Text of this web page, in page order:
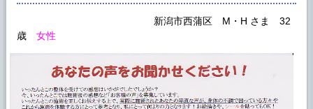
新潟市西蒲区 M・H さま 32
歳 女性